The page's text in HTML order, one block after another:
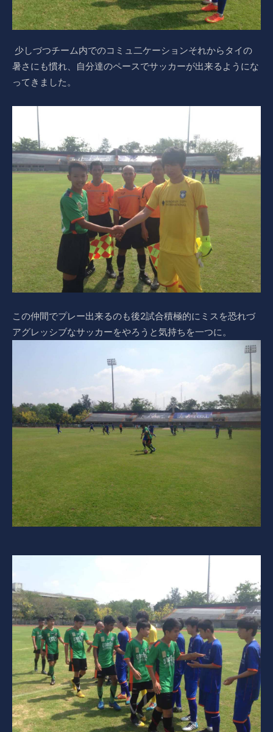
少しづつチーム内でのコミュ二ケーションそれからタイの
暑さにも慣れ、自分達のペースでサッカーが出来るようにな
ってきました。
この仲間でプレー出来るのも後2試合積極的にミスを恐れづ
アグレッシブなサッカーをやろうと気持ちを一つに。